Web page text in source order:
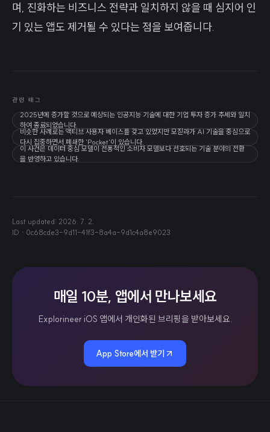
며, 진화하는 비즈니스 전략과 일치하지 않을 때 심지어 인
기 있는 앱도 제거될 수 있다는 점을 보여줍니다.
관련 태그
2025년에 증가할 것으로 예상되는 인공지능 기술에 대한 기업 투자 증가 추세와 일치
하여 종료되었습니다.
비슷한 사례로는 액티브 사용자 베이스를 갖고 있었지만 모짇라가 AI 기술을 중심으로
다시 집중하면서 폐쇄한 'Pocket'이 있습니다.
이 사건은 데이터 중심 모델이 전통적인 소비자 모델보다 선호되는 기술 분야의 전환
을 반영하고 있습니다.
Last updated: 2026. 7. 2.
ID · 0c68cde3-9d11-41f3-8a4a-9d1c4a8e9023
매일 10분, 앱에서 만나보세요
Explorineer iOS 앱에서 개인화된 브리핑을 받아보세요.
App Store에서 받기